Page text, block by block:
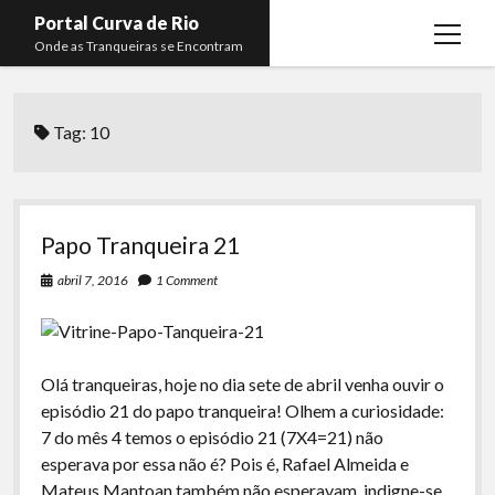
Portal Curva de Rio
Onde as Tranqueiras se Encontram
open
Curva de Rio
Komos
Boca do Lixo
Rachão na Beira do RIo
Arquivo CDR
Papo Tranqueira
Membros
Mateus Mantoan
Rafael Almeida
Tag: 10
Papo Tranqueira 21
abril 7, 2016 1 Comment
Olá tranqueiras, hoje no dia sete de abril venha ouvir o
episódio 21 do papo tranqueira! Olhem a curiosidade:
7 do mês 4 temos o episódio 21 (7X4=21) não
esperava por essa não é? Pois é, Rafael Almeida e
Mateus Mantoan também não esperavam, indigne-se